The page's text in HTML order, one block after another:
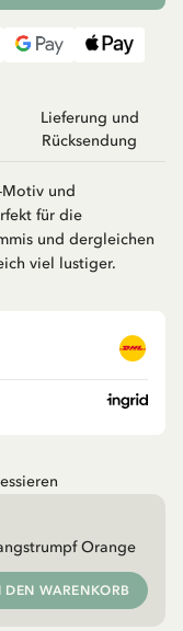
Lieferung und
Rücksendung
Motiv und
für die
und dergleichen
viel lustiger.
Orange
DEN WARENKORB